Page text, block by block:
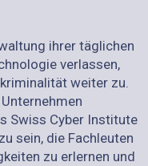
ihrer täglichen
verlassen,
weiter zu.
Swiss Cyber Institute
sein, die Fachleuten
zu erlernen und